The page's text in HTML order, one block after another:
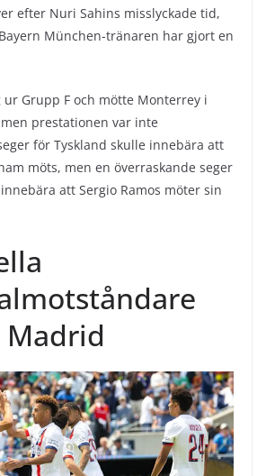
efter Nuri Sahins misslyckade tid,
München-tränaren har gjort en
Grupp F och mötte Monterrey i
prestationen var inte
för Tyskland skulle innebära att
möts, men en överraskande seger
att Sergio Ramos möter sin
Madrid